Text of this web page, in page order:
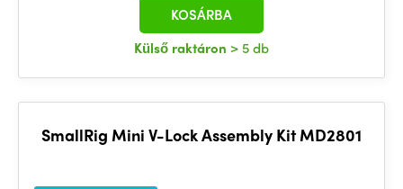
Külső raktáron > 5 db
KOSÁRBA
SmallRig Mini V-Lock Assembly Kit MD2801